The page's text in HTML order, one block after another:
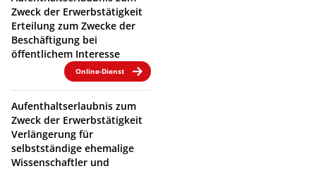
Zweck der Erwerbstätigkeit
Erteilung zum Zwecke der
Beschäftigung bei
öffentlichem Interesse
Online-Dienst
Aufenthaltserlaubnis zum
Zweck der Erwerbstätigkeit
Verlängerung für
selbstständige ehemalige
Wissenschaftler und